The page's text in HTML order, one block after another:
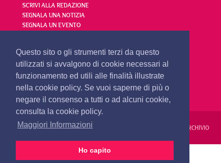
Questo sito o gli strumenti terzi da questo
utilizzati si avvalgono di cookie necessari al
funzionamento ed utili alle finalità illustrate
nella cookie policy. Se vuoi saperne di più o
negare il consenso a tutti o ad alcuni cookie,
consulta la cookie policy.
Maggiori Informazioni
Ho capito
SCRIVI ALLA REDAZIONE
SEGNALA UNA NOTIZIA
SEGNALA UN EVENTO
redazione@olbianotizie.it
REDAZIONE PUBBLICITÀ PRIVACY E COOKIES ARCHIVIO
24 ORE VIDEO